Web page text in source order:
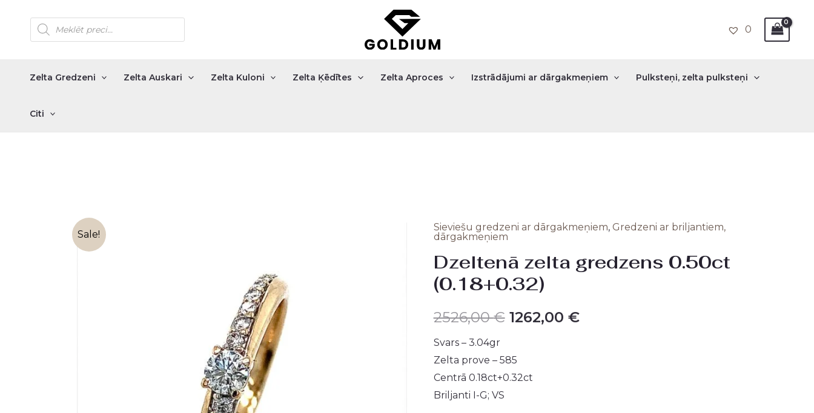
content
Products
search
0
Zelta Gredzeni Zelta Auskari Zelta Kuloni Zelta Ķēdītes Zelta Aproces Izstrādājumi ar dārgakmeņiem Pulksteņi, zelta pulksteņi
Citi
Sale!
Sieviešu gredzeni ar dārgakmeņiem, Gredzeni ar briljantiem,
dārgakmeņiem
Dzeltenā zelta gredzens 0.50ct
(0.18+0.32)
2526,00€
Original
price
was:
2526,00 €.
1262,00 €
Current
price
1262,00 €.
Svars – 3.04gr
Zelta prove – 585
Centrā 0.18ct+0.32ct
Briljanti I-G; VS